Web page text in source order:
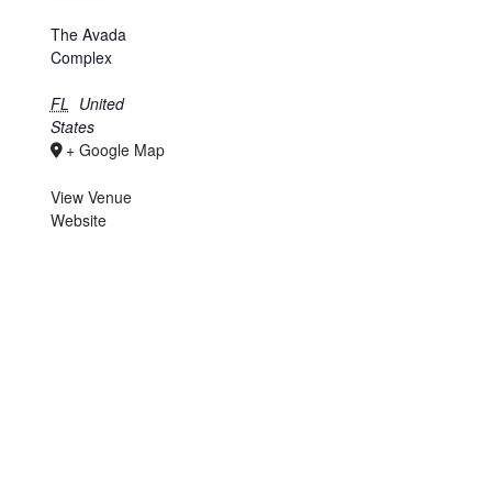
The Avada
Complex
FL United
States
+ Google Map
View Venue
Website